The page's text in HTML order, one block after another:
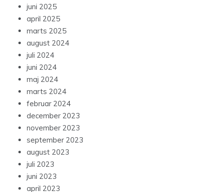
juni 2025
april 2025
marts 2025
august 2024
juli 2024
juni 2024
maj 2024
marts 2024
februar 2024
december 2023
november 2023
september 2023
august 2023
juli 2023
juni 2023
april 2023